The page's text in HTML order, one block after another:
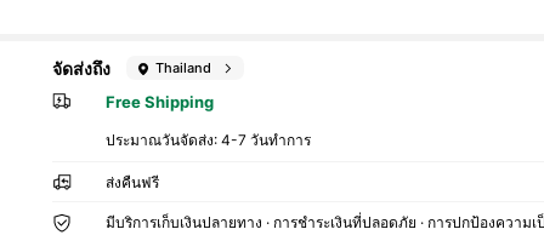
จัดส่งถึง Thailand
Free Shipping
ประมาณวันจัดส่ง:4-7 วันทำการ
ส่งคืนฟรี
มีบริการเก็บเงินปลายทาง · การชำระเงินที่ปลอดภัย · การปกป้องความ